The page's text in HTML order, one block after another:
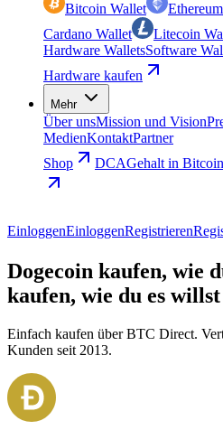
Bitcoin Wallet
Cardano Wallet
Litecoin
Hardware WalletsSoftware
Hardware kaufen
Mehr
Über unsMission und Vision
MedienKontaktPartner
Shop
DCAGehalt in Bitcoin
EinloggenEinloggenRegistrieren
Dogecoin kaufen, wie
kaufen, wie du es willst
Einfach kaufen über BTC Direct.
Kunden seit 2013.